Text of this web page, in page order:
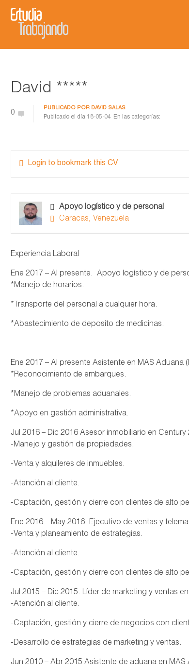
David *****
0
PUBLICADO POR DAVID SALAS
Publicado el día 18-05-04 En las categorías:
Login to bookmark this CV
Apoyo logístico y de personal
Caracas, Venezuela
Experiencia Laboral
Ene 2017 – Al presente. Apoyo logístico y de
*Manejo de horarios.
*Transporte del personal a cualquier hora.
*Abastecimiento de deposito de medicinas.
Ene 2017 – Al presente Asistente en MAS Aduana
*Reconocimiento de embarques.
*Manejo de problemas aduanales.
*Apoyo en gestión administrativa.
Jul 2016 – Dic 2016 Asesor inmobiliario en
-Manejo y gestión de propiedades.
-Venta y alquileres de inmuebles.
-Atención al cliente.
-Captación, gestión y cierre con clientes de alto
Ene 2016 – May 2016. Ejecutivo de ventas y
-Venta y planeamiento de estrategias.
-Atención al cliente.
-Captación, gestión y cierre con clientes de alto
Jul 2015 – Dic 2015. Líder de marketing y ventas
-Atención al cliente.
-Captación, gestión y cierre de negocios con
-Desarrollo de estrategias de marketing y ventas.
Jun 2010 – Abr 2015 Asistente de aduana en